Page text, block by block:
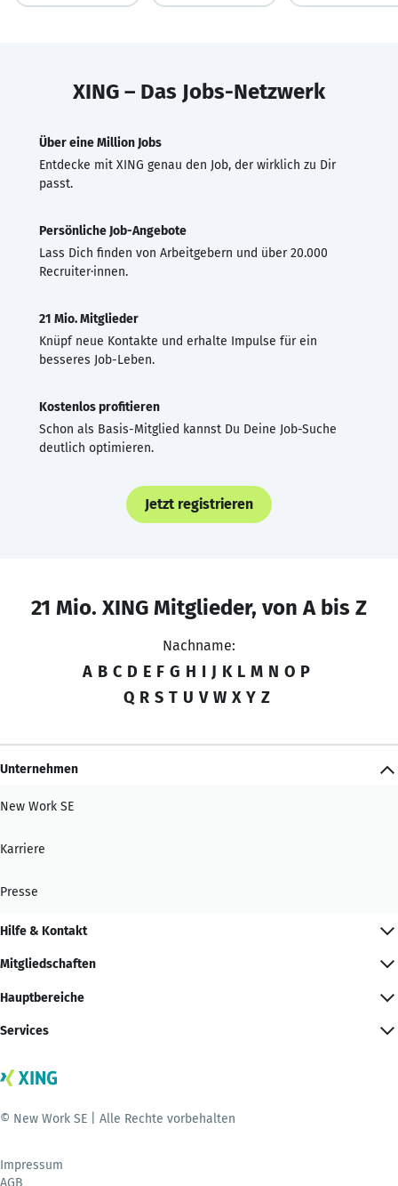
XING – Das Jobs-Netzwerk
Über eine Million Jobs
Entdecke mit XING genau den Job, der wirklich zu Dir
passt.
Persönliche Job-Angebote
Lass Dich finden von Arbeitgebern und über 20.000
Recruiter·innen.
21 Mio. Mitglieder
Knüpf neue Kontakte und erhalte Impulse für ein
besseres Job-Leben.
Kostenlos profitieren
Schon als Basis-Mitglied kannst Du Deine Job-Suche
deutlich optimieren.
Jetzt registrieren
21 Mio. XING Mitglieder, von A bis Z
Nachname:
A B C D E F G H I J K L M N O P
Q R S T U V W X Y Z
Unternehmen
New Work SE
Karriere
Presse
Hilfe & Kontakt
Mitgliedschaften
Hauptbereiche
Services
© New Work SE | Alle Rechte vorbehalten
Impressum
AGB